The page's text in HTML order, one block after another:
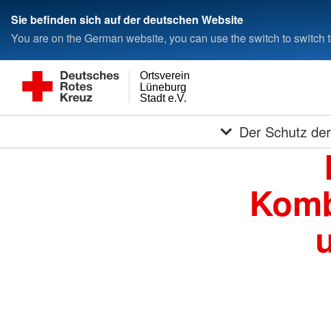
Sie befinden sich auf der deutschen Website
You are on the German website, you can use the switch to switch
Stadt e.V.
Lüneburg
Ortsverein
Der Schutz